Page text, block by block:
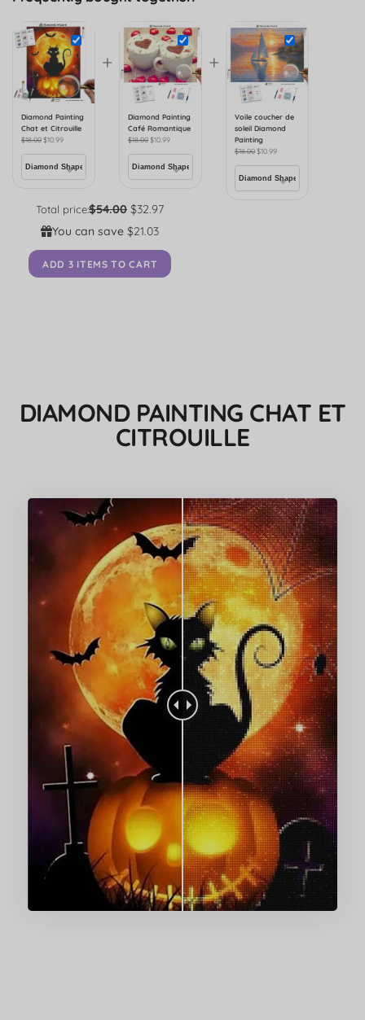
Diamond Painting
Chat et Citrouille
$18.00$10.99
+
Diamond Painting
Café Romantique
$18.00$10.99
+
Voile coucher de
soleil Diamond
Painting
$18.00$10.99
Total price:$54.00 $32.97
You can save$21.03
ADD 3 ITEMS TO CART
DIAMOND PAINTING CHAT ET
CITROUILLE